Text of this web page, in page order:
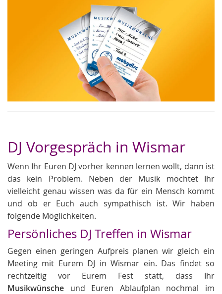
DJ Vorgespräch in Wismar
Wenn Ihr Euren DJ vorher kennen lernen wollt, dann ist
das kein Problem. Neben der Musik möchtet Ihr
vielleicht genau wissen was da für ein Mensch kommt
und ob er Euch auch sympathisch ist. Wir haben
folgende Möglichkeiten.
Persönliches DJ Treffen in Wismar
Gegen einen geringen Aufpreis planen wir gleich ein
Meeting mit Eurem DJ in Wismar ein. Das findet so
rechtzeitig vor Eurem Fest statt, dass Ihr
Musikwünsche und Euren Ablaufplan nochmal im